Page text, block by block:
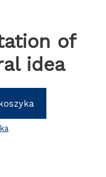
of
idea